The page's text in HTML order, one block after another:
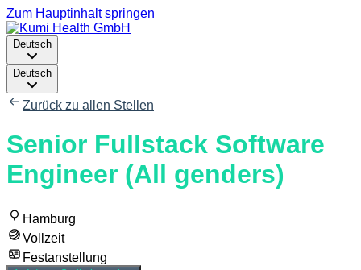
Zum Hauptinhalt springen
Deutsch
Deutsch
Zurück zu allen Stellen
Senior Fullstack Software
Engineer (All genders)
Hamburg
Vollzeit
Festanstellung